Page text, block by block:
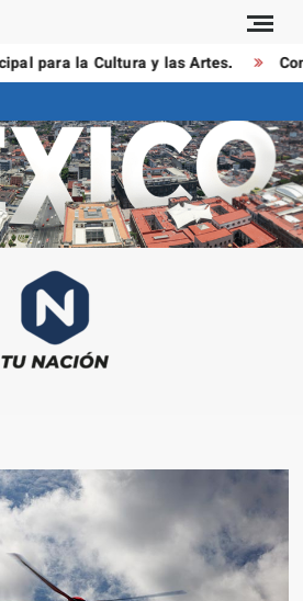
para la Cultura y las Artes.